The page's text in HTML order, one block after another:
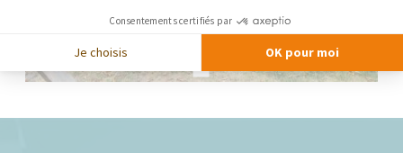
Consentements certifiés par
Je choisis OK pour moi